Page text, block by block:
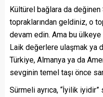
Kültürel bağlara da değinen
topraklarından geldiniz, o
devam edin. Ama bu ülkeye
Laik değerlere ulaşmak ya
Türkiye, Almanya ya da
sevginin temel taşı önce
Sürmeli ayrıca, “İyilik